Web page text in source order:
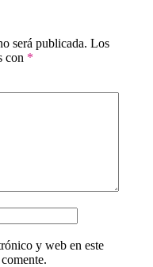
será publicada. Los
con *
y web en este